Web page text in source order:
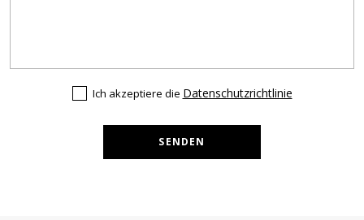
Ich akzeptiere die Datenschutzrichtlinie
SENDEN